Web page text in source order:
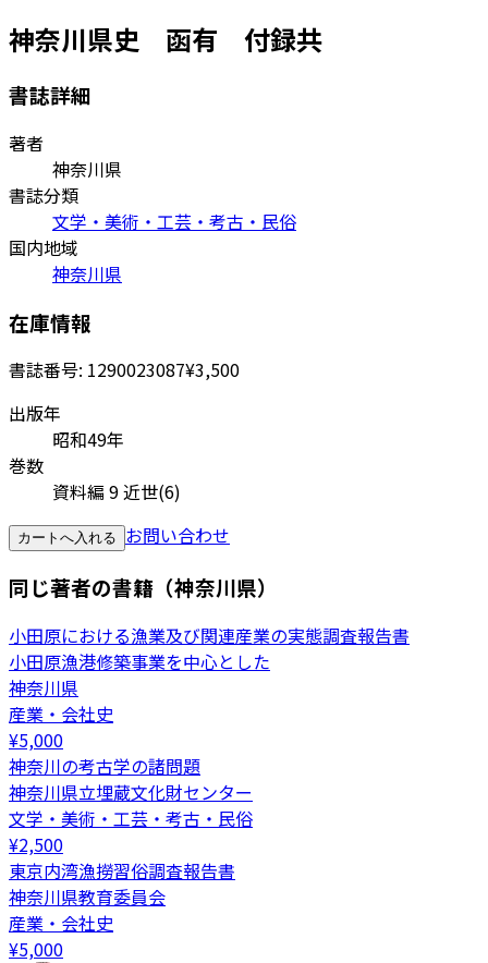
神奈川県史 函有 付録共
書誌詳細
著者
神奈川県
書誌分類
文学・美術・工芸・考古・民俗
国内地域
神奈川県
在庫情報
書誌番号: 1290023087¥3,500
出版年
昭和49年
巻数
資料編 9 近世(6)
カートへ入れる お問い合わせ
同じ著者の書籍（神奈川県）
小田原における漁業及び関連産業の実態調査報告書
小田原漁港修築事業を中心とした
神奈川県
産業・会社史
¥5,000
神奈川の考古学の諸問題
神奈川県立埋蔵文化財センター
文学・美術・工芸・考古・民俗
¥2,500
東京内湾漁撈習俗調査報告書
神奈川県教育委員会
産業・会社史
¥5,000